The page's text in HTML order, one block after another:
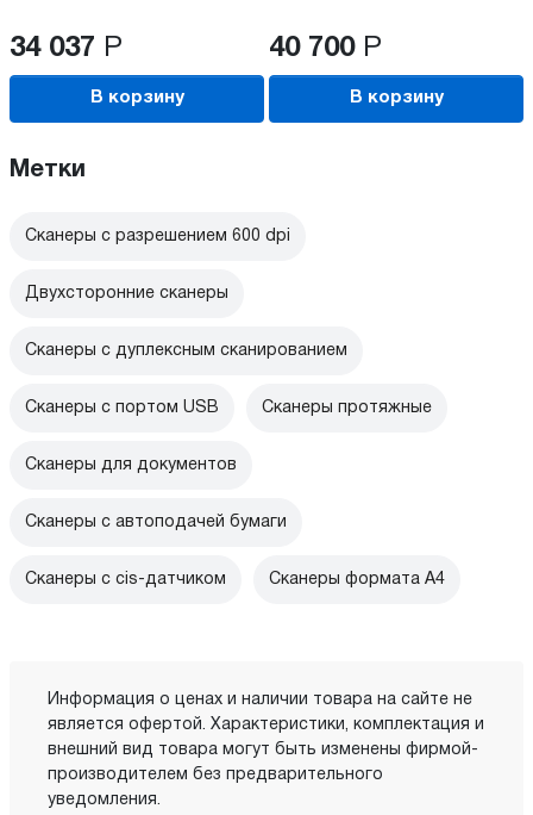
34 037 Р
В корзину
40 700 Р
В корзину
Метки
Сканеры с разрешением 600 dpi
Двухсторонние сканеры
Сканеры с дуплексным сканированием
Сканеры с портом USB Сканеры протяжные
Сканеры для документов
Сканеры с автоподачей бумаги
Сканеры с cis-датчиком Сканеры формата A4
Информация о ценах и наличии товара на сайте не
является офертой. Характеристики, комплектация и
внешний вид товара могут быть изменены фирмой-
производителем без предварительного
уведомления.